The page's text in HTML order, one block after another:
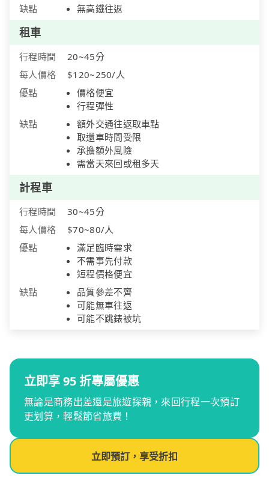
缺點
無高鐵往返
租車
行程時間
20~45分
每人價格
$120~250/人
優點
價格便宜
行程彈性
缺點
額外交通往返取車點
取還車時間受限
承擔額外風險
需當天來回或租多天
計程車
行程時間
30~45分
每人價格
$70~80/人
優點
滿足臨時需求
不需事先付款
短程價格便宜
缺點
品質參差不齊
可能無車往返
可能不跳錶被坑
立即享 95 折專屬優惠
無論是商務出差還是旅遊探親，來回行程一次預訂
更划算，輕鬆節省旅費！
立即預訂，享受折扣